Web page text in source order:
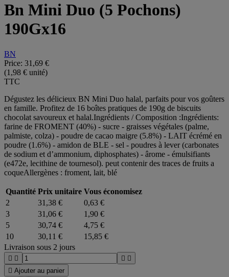
Bn Mini Duo (5 Pochons)
190Gx16
BN
Price: 31,69 €
(1,98 € unité)
TTC
Dégustez les délicieux BN Mini Duo halal, parfaits pour vos goûters
en famille. Profitez de 16 boîtes pratiques de 190g de biscuits
chocolat savoureux et halal.Ingrédients / Composition :Ingrédients:
farine de FROMENT (40%) - sucre - graisses végétales (palme,
palmiste, colza) - poudre de cacao maigre (5.8%) - LAIT écrémé en
poudre (1.6%) - amidon de BLE - sel - poudres à lever (carbonates
de sodium et d’ammonium, diphosphates) - ârome - émulsifiants
(e472e, lecithine de tournesol). peut contenir des traces de fruits a
coqueAllergènes : froment, lait, blé
Quantité Prix unitaire Vous économisez
2
31,38 €
0,63 €
3
31,06 €
1,90 €
5
30,74 €
4,75 €
10
30,11 €
15,85 €
Livraison sous 2 jours
   
 Ajouter au panier